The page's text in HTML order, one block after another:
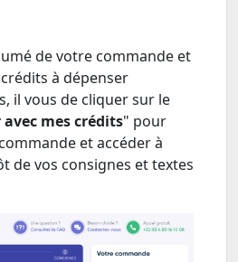
de votre commande et
à dépenser
il vous de cliquer sur le
avec mes crédits" pour
et accéder à
de vos consignes et textes